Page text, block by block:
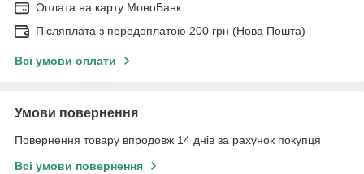
Оплата на карту МоноБанк
Післяплата з передоплатою 200 грн (Нова Пошта)
Всі умови оплати
Умови повернення
Повернення товару впродовж 14 днів за рахунок покупця
Всі умови повернення